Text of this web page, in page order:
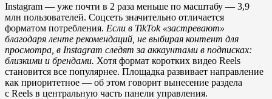
Instagram — уже почти в 2 раза меньше по масштабу — 3,9
млн пользователей. Соцсеть значительно отличается
форматом потребления. Если в TikTok «застревают»
благодаря ленте рекомендаций, не выбирая контент для
просмотра, в Instagram следят за аккаунтами в подписках:
близкими и брендами. Хотя формат коротких видео Reels
становится все популярнее. Площадка развивает направление
как приоритетное — об этом говорит вынесение раздела
с Reels в центральную часть панели управления.